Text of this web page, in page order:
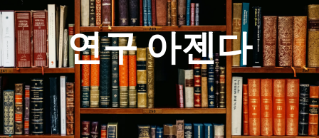
연구 아젠다